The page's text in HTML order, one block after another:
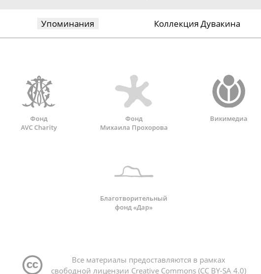
Упоминания Коллекция Дувакина
Фонд
AVC Charity
Фонд
Михаила Прохорова
Викимедиа
Благотворительный
фонд «Дар»
Все материалы предоставляются в рамках
свободной лицензии Creative Commons (CC BY-SA 4.0)